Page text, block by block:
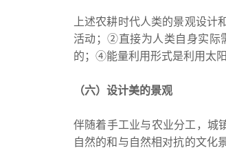
上述农耕时代人类的景观设
活动；②直接为人类自身实际
的；④能量利用形式是利用太
（六）设计美的景观
伴随着手工业与农业分工，城
自然的和与自然相对抗的文化